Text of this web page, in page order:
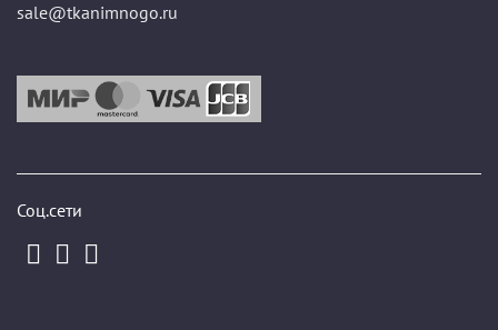
sale@tkanimnogo.ru
Соц.сети